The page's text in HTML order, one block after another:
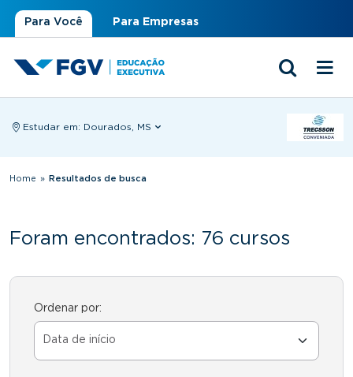
Para Você Para Empresas
Estudar em: Dourados, MS
Você está aqui
Home » Resultados de busca
Foram encontrados: 76 cursos
Ordenar por: